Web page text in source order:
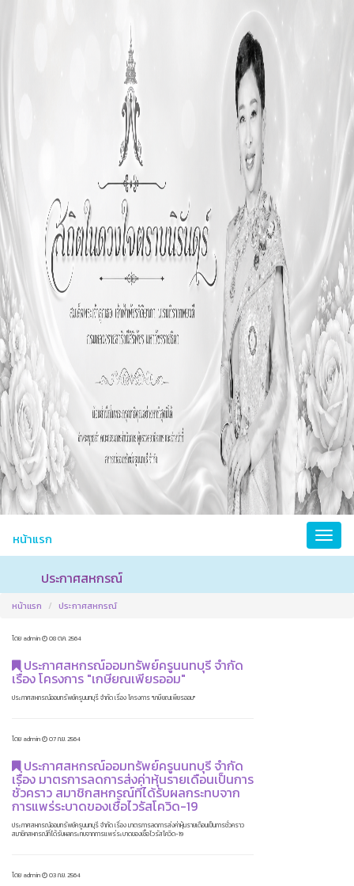
หน้าแรก
ประกาศสหกรณ์
หน้าแรก ประกาศสหกรณ์
โดย admin 08 ต.ค. 2564
ประกาศสหกรณ์ออมทรัพย์ครูนนทบุรี จำกัด
เรื่อง โครงการ "เกษียณเพียรออม"
ประกาศสหกรณ์ออมทรัพย์ครูนนทบุรี จำกัด เรื่อง โครงการ "เกษียณเพียรออม"
โดย admin 07 ก.ย. 2564
ประกาศสหกรณ์ออมทรัพย์ครูนนทบุรี จำกัด
เรื่อง มาตรการลดการส่งค่าหุ้นรายเดือนเป็นการ
ชั่วคราว สมาชิกสหกรณ์ที่ได้รับผลกระทบจาก
การแพร่ระบาดของเชื้อไวรัสโควิด-19
ประกาศสหกรณ์ออมทรัพย์ครูนนทบุรี จำกัด เรื่อง มาตรการลดการส่งค่าหุ้นรายเดือนเป็นการชั่วคราว
สมาชิกสหกรณ์ที่ได้รับผลกระทบจากการแพร่ระบาดของเชื้อไวรัสโควิด-19
โดย admin 03 ก.ย. 2564